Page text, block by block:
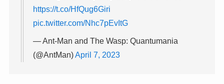
https://t.co/HfQug6Giri
pic.twitter.com/Nhc7pEvItG
— Ant-Man and The Wasp: Quantumania
(@AntMan)April 7, 2023